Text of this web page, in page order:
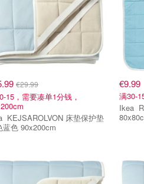
€29.99
15，需要凑单1分钱，
垫
蓝色 90x200cm
€9.99
满30-
Ikea REXBEGONIA 降温垫